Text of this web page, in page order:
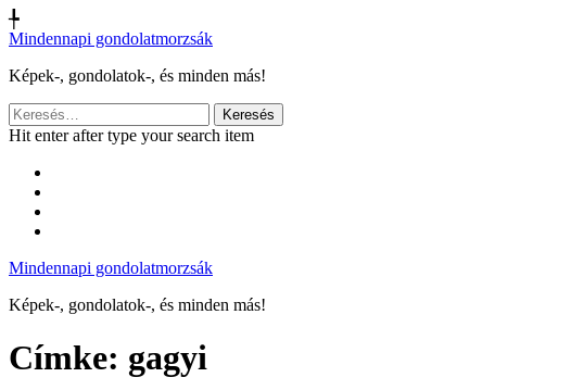
╄
Mindennapi gondolatmorzsák
Képek-, gondolatok-, és minden más!
Keresés:
Hit enter after type your search item
Mindennapi gondolatmorzsák
Képek-, gondolatok-, és minden más!
Címke: gagyi